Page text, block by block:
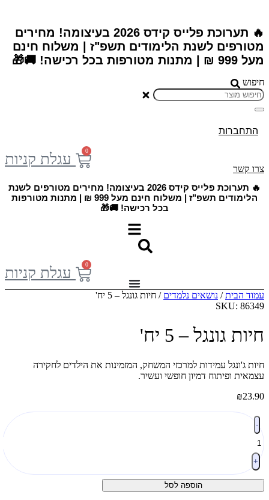
🔥 תערוכת פלייס קידס 2026 בעיצומה! מחירים
מטורפים לשנת הלימודים תשפ"ז | משלוח חינם
מעל 999 ₪ | מתנות מטורפות בכל רכישה! 🚚🎁
חיפוש
התחברות
0 עגלת קניות
צרו קשר
🔥 תערוכת פלייס קידס 2026 בעיצומה! מחירים מטורפים לשנת
הלימודים תשפ"ז | משלוח חינם מעל 999 ₪ | מתנות מטורפות
בכל רכישה! 🚚🎁
0 עגלת קניות
עמוד הבית/ נושאים נלמדים / חיות גונגל – 5 יח'
SKU: 86349
חיות גונגל – 5 יח'
חיות ג'ונגל עמידות למרכזי המשחק, המזמינות את הילדים לחקירה
עצמאית ופיתוח דמיון חופשי ועשיר.
₪23.90
כמות
של
חיות
גונגל
5
יח'
-
+
הוספה לסל